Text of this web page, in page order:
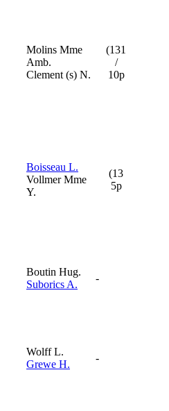
Molins Mme
Amb.
Clement (s) N.
(131
/
10p
Boisseau L.
Vollmer Mme
Y.
(13
5p
Boutin Hug.
Suborics A.
-
Wolff L.
Grewe H.
-